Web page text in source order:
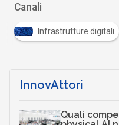
Canali
Infrastrutture digitali
InnovAttori
Quali